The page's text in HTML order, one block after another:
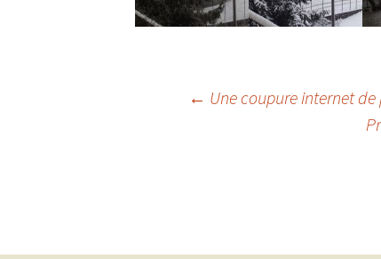
← Une coupure internet